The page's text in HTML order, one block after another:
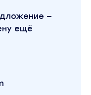
Основатель
Academy.
Основатель
Academy.
—
ещё